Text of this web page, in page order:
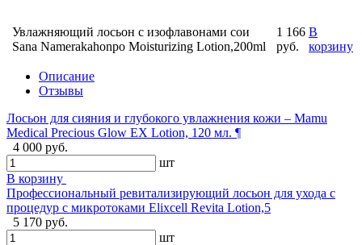
Увлажняющий лосьон с изофлавонами сои
Sana Namerakahonpo Moisturizing Lotion,200ml
1 166
руб.
В
корзину
Описание
Отзывы
Лосьон для сияния и глубокого увлажнения кожи – Mamu
Medical Precious Glow EX Lotion, 120 мл. ¶
4 000 руб.
шт
В корзину
Профессиональный ревитализирующий лосьон для ухода с
процедур с микротоками Elixcell Revita Lotion,5
5 170 руб.
шт